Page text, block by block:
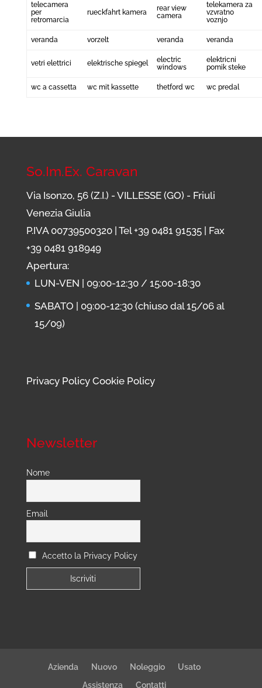
telecamera
per
retromarcia
rueckfahrt kamera
rear view
camera
telekamera za
vzvratno
voznjo
veranda vorzelt veranda veranda
vetri elettrici elektrische spiegel
electric
windows
elektricni
pomik steke
wc a cassetta wc mit kassette thetford wc wc predal
So.Im.Ex. Caravan
Via Isonzo, 56 (Z.I.) - VILLESSE (GO) - Friuli
Venezia Giulia
P.IVA 00739500320 | Tel+39 0481 91535| Fax
+39 0481 918949
Apertura:
LUN-VEN | 09:00-12:30 / 15:00-18:30
SABATO | 09:00-12:30 (chiuso dal 15/06 al
15/09)
Privacy Policy Cookie Policy
Newsletter
Nome
Email
Accetto la Privacy Policy
Azienda Nuovo Noleggio
Usato
Assistenza
Contatti